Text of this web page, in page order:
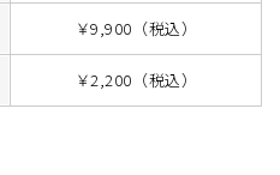
￥9,900（税込）
￥2,200（税込）